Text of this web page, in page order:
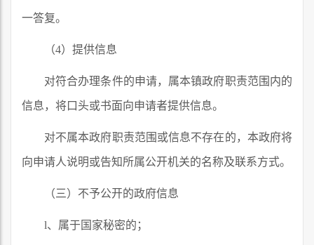
一答复。
（4）提供信息
对符合办理条件的申请，属本镇政府职责范围内的
信息，将口头或书面向申请者提供信息。
对不属本政府职责范围或信息不存在的，本政府将
向申请人说明或告知所属公开机关的名称及联系方式。
（三）不予公开的政府信息
l、属于国家秘密的；